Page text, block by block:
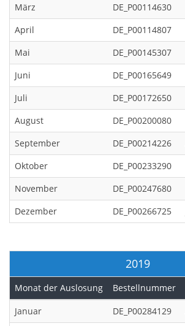
März
DE_P00114630
April
DE_P00114807
Mai
DE_P00145307
Juni
DE_P00165649
Juli
DE_P00172650
August
DE_P00200080
September
DE_P00214226
Oktober
DE_P00233290
November
DE_P00247680
Dezember
DE_P00266725
2019
Monat der Auslosung Bestellnummer
Januar
DE_P00284129